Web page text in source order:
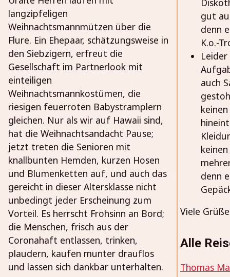
langzipfeligen
Weihnachtsmannmützen über die
Flure. Ein Ehepaar, schätzungsweise in
den Siebzigern, erfreut die
Gesellschaft im Partnerlook mit
einteiligen
Weihnachtsmannkostümen, die
riesigen feuerroten Babystramplern
gleichen. Nur als wir auf Hawaii sind,
hat die Weihnachtsandacht Pause;
jetzt treten die Senioren mit
knallbunten Hemden, kurzen Hosen
und Blumenketten auf, und auch das
gereicht in dieser Altersklasse nicht
unbedingt jeder Erscheinung zum
Vorteil. Es herrscht Frohsinn an Bord;
die Menschen, frisch aus der
Coronahaft entlassen, trinken,
plaudern, kaufen munter drauflos
und lassen sich dankbar unterhalten.
gut
denn
K.o.-
auch
denn
Viele
Alle
Thomas